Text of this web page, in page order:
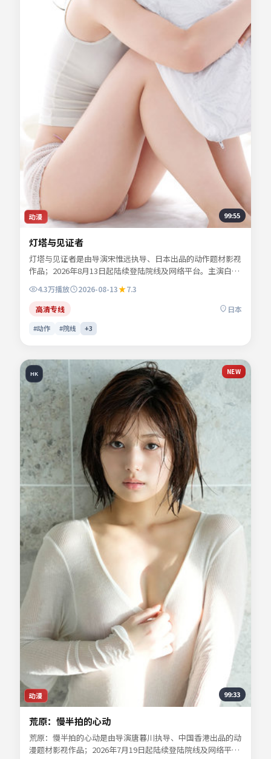
动漫 99:55
灯塔与见证者
灯塔与见证者是由导演宋惟远执导、日本出品的动作题材影视
作品；2026年8月13日起陆续登陆院线及网络平台。主演白清
让、苏念白、夏时深、林见川等共同诠释一段充满转折的人物
命运。群戏调度稳妥，配角亦有完整的情感落点。影片关键词
包含动作、日本、院线同步与流媒体首播信息，便于影迷检索
与比对同类型佳作。
4.3万播放 2026-08-13
7.3
高清专线
日本
#动作 #院线 +3
动漫
HK NEW
99:33
荒原：慢半拍的心动
荒原：慢半拍的心动是由导演唐暮川执导、中国香港出品的动
漫题材影视作品；2026年7月19日起陆续登陆院线及网络平